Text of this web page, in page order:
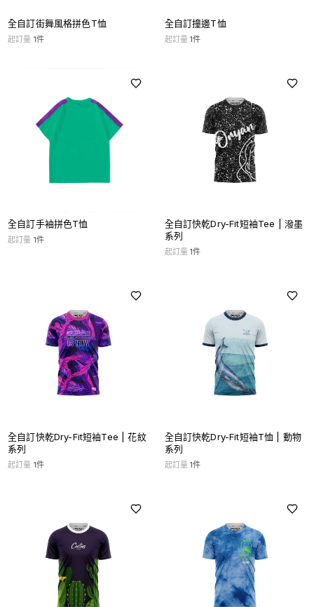
全自訂街舞風格拼色T恤
起訂量 1件
全自訂撞邊T恤
起訂量 1件
全自訂手袖拼色T恤
起訂量 1件
全自訂快乾Dry-Fit短袖Tee | 潑墨
系列
起訂量 1件
全自訂快乾Dry-Fit短袖Tee | 花紋
系列
起訂量 1件
全自訂快乾Dry-Fit短袖T恤 | 動物
系列
起訂量 1件